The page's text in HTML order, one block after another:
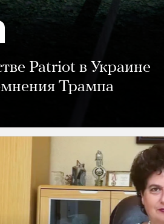
Patriot в Украине
Трампа